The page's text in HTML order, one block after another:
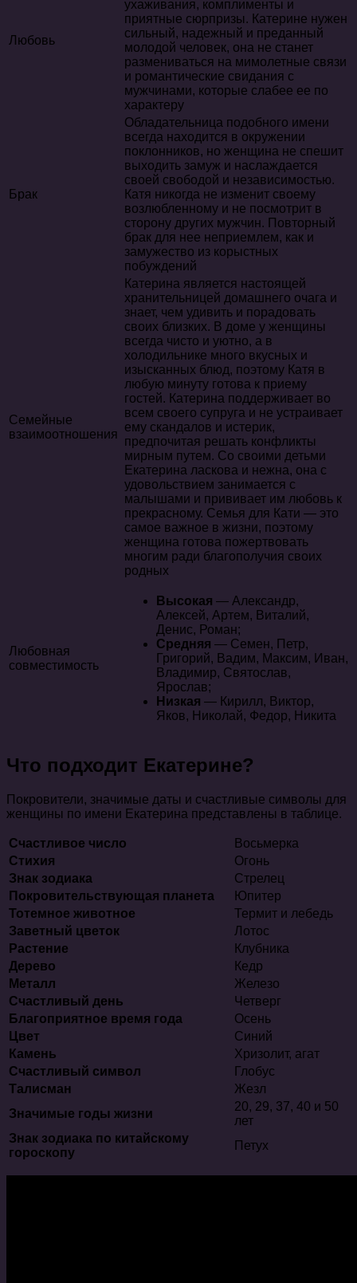
Любовь
ухаживания, комплименты и
приятные сюрпризы. Катерине нужен
сильный, надежный и преданный
молодой человек, она не станет
размениваться на мимолетные связи
и романтические свидания с
мужчинами, которые слабее ее по
характеру
Брак
Обладательница подобного имени
всегда находится в окружении
поклонников, но женщина не спешит
выходить замуж и наслаждается
своей свободой и независимостью.
Катя никогда не изменит своему
возлюбленному и не посмотрит в
сторону других мужчин. Повторный
брак для нее неприемлем, как и
замужество из корыстных
побуждений
Семейные
взаимоотношения
Катерина является настоящей
хранительницей домашнего очага и
знает, чем удивить и порадовать
своих близких. В доме у женщины
всегда чисто и уютно, а в
холодильнике много вкусных и
изысканных блюд, поэтому Катя в
любую минуту готова к приему
гостей. Катерина поддерживает во
всем своего супруга и не устраивает
ему скандалов и истерик,
предпочитая решать конфликты
мирным путем. Со своими детьми
Екатерина ласкова и нежна, она с
удовольствием занимается с
малышами и прививает им любовь к
прекрасному. Семья для Кати — это
самое важное в жизни, поэтому
женщина готова пожертвовать
многим ради благополучия своих
родных
Любовная
совместимость
Высокая — Александр,
Алексей, Артем, Виталий,
Денис, Роман;
Средняя — Семен, Петр,
Григорий, Вадим, Максим, Иван,
Владимир, Святослав,
Ярослав;
Низкая — Кирилл, Виктор,
Яков, Николай, Федор, Никита
Что подходит Екатерине?
Покровители, значимые даты и счастливые символы для
женщины по имени Екатерина представлены в таблице.
Счастливое число
Восьмерка
Стихия
Огонь
Знак зодиака
Стрелец
Покровительствующая планета
Юпитер
Тотемное животное
Термит и лебедь
Заветный цветок
Лотос
Растение
Клубника
Дерево
Кедр
Металл
Железо
Счастливый день
Четверг
Благоприятное время года
Осень
Цвет
Синий
Камень
Хризолит, агат
Счастливый символ
Глобус
Талисман
Жезл
Значимые годы жизни
20, 29, 37, 40 и 50
лет
Знак зодиака по китайскому
гороскопу
Петух